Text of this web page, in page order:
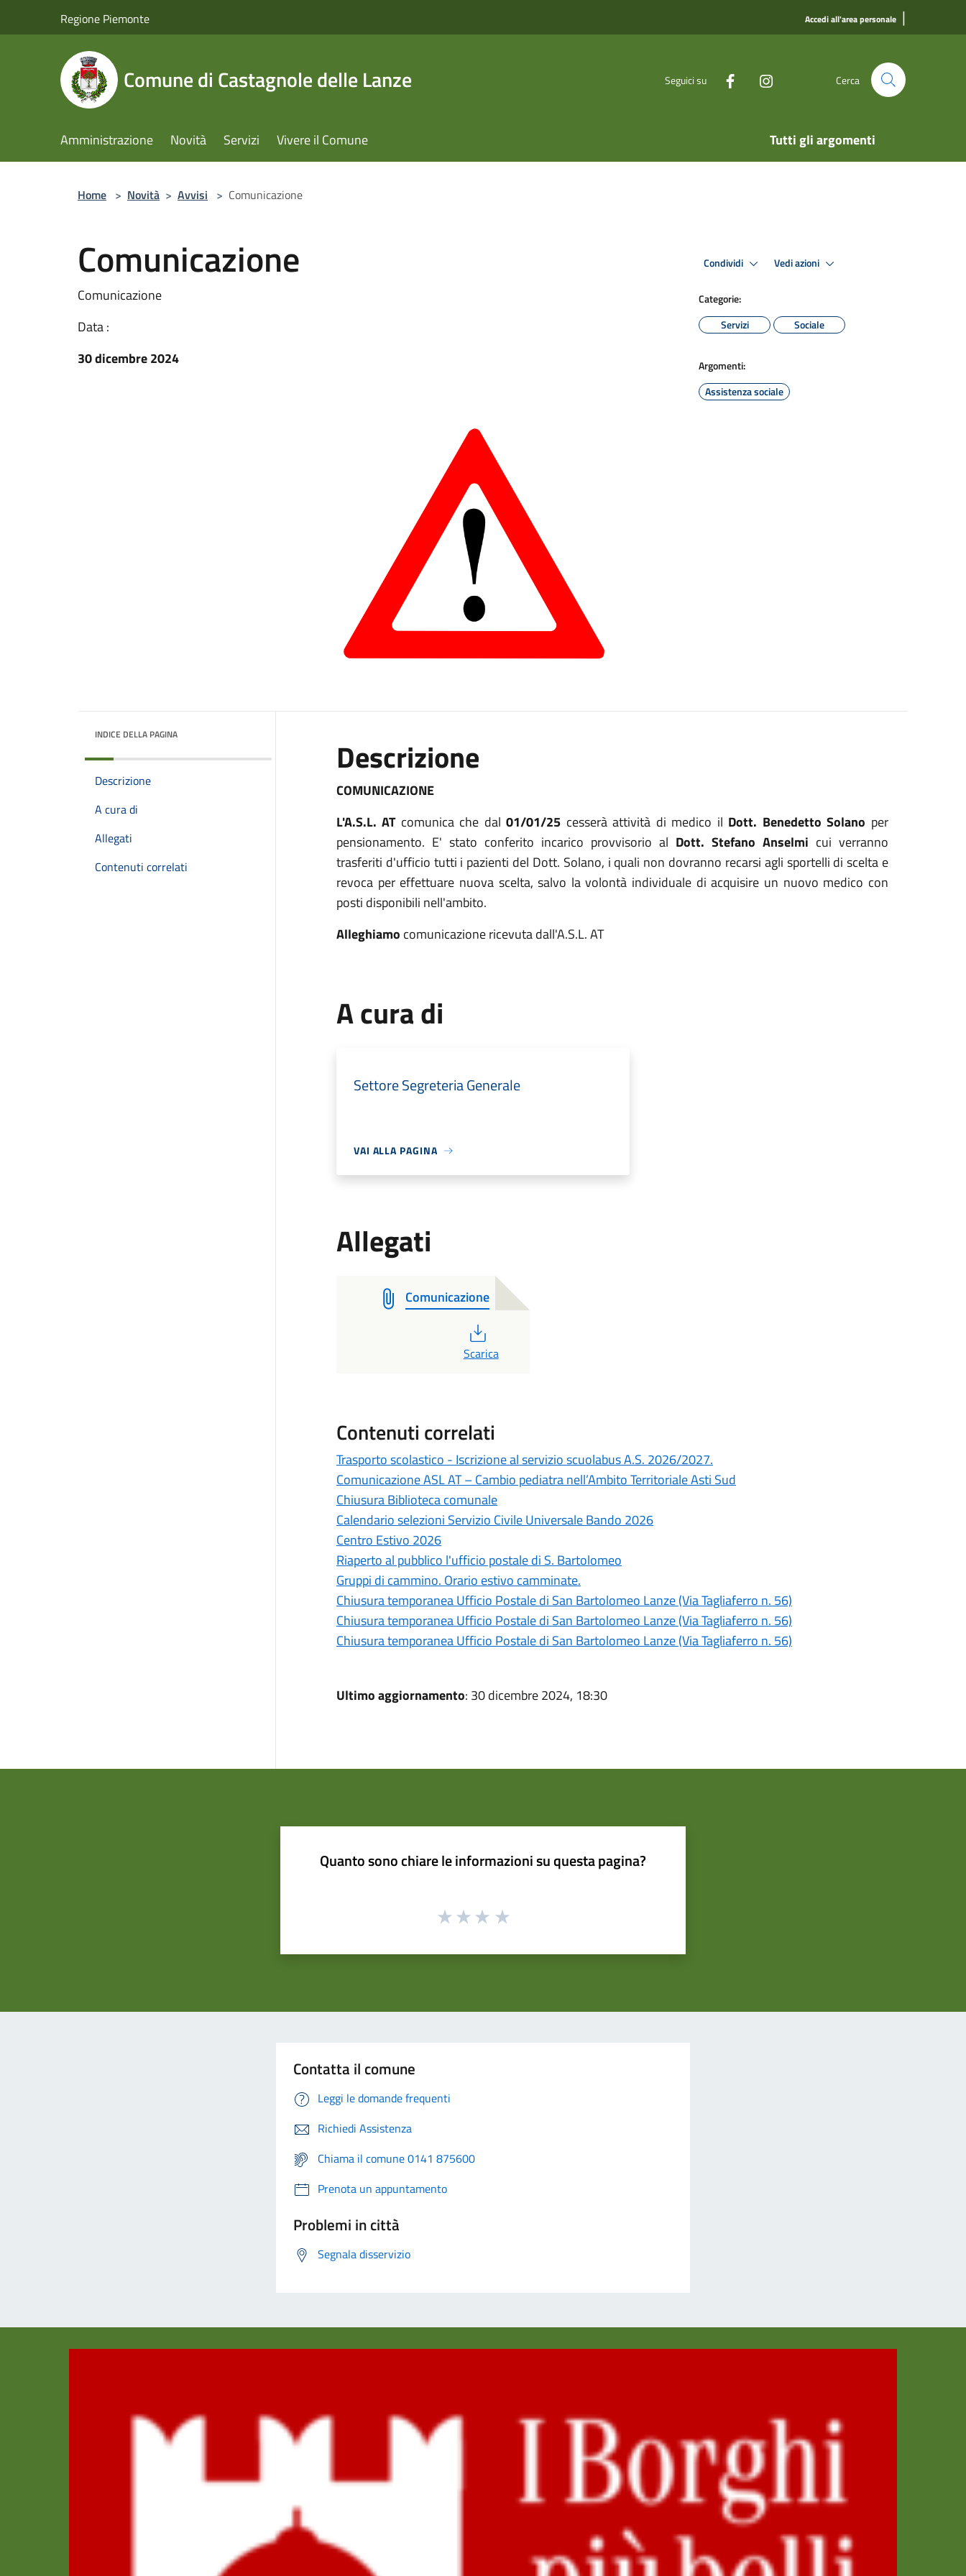
Regione Piemonte Accedi all'area personale |
Comune di Castagnole delle Lanze Seguici su Cerca
Amministrazione Novità Servizi Vivere il Comune Tutti gli argomenti
Home > Novità > Avvisi > Comunicazione
Comunicazione
Comunicazione
Data :
30 dicembre 2024
Condividi Vedi azioni
Categorie:
Servizi
Sociale
Argomenti:
Assistenza sociale
INDICE DELLA PAGINA
Descrizione
A cura di
Allegati
Contenuti correlati
Descrizione
COMUNICAZIONE
L'A.S.L. AT comunica che dal01/01/25 cesserà attività di medico il Dott. Benedetto Solano per
pensionamento. E' stato conferito incarico provvisorio al Dott. Stefano Anselmi cui verranno
trasferiti d'ufficio tutti i pazienti del Dott. Solano, i quali non dovranno recarsi agli sportelli di scelta e
revoca per effettuare nuova scelta, salvo la volontà individuale di acquisire un nuovo medico con
posti disponibili nell'ambito.
Alleghiamo comunicazione ricevuta dall'A.S.L.AT
A cura di
Settore Segreteria Generale
VAI ALLA PAGINA
Allegati
Comunicazione
Scarica
Contenuti correlati
Trasporto scolastico - Iscrizione al servizio scuolabus A.S. 2026/2027.
Comunicazione ASL AT – Cambio pediatra nell’Ambito Territoriale Asti Sud
Chiusura Biblioteca comunale
Calendario selezioni Servizio Civile Universale Bando 2026
Centro Estivo 2026
Riaperto al pubblico l'ufficio postale di S. Bartolomeo
Gruppi di cammino. Orario estivo camminate.
Chiusura temporanea Ufficio Postale di San Bartolomeo Lanze (Via Tagliaferro n. 56)
Chiusura temporanea Ufficio Postale di San Bartolomeo Lanze (Via Tagliaferro n. 56)
Chiusura temporanea Ufficio Postale di San Bartolomeo Lanze (Via Tagliaferro n. 56)
Ultimo aggiornamento: 30 dicembre 2024, 18:30
Quanto sono chiare le informazioni su questa pagina?
Contatta il comune
Leggi le domande frequenti
Richiedi Assistenza
Chiama il comune 0141 875600
Prenota un appuntamento
Problemi in città
Segnala disservizio